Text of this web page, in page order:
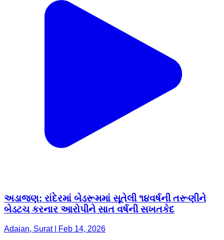
અડાજણ: રાંદેરમાં બેડરૂમમાં સૂતેલી ૧૪વર્ષની તરૂણીને
બેડટચ કરનાર આરોપીને સાત વર્ષની સખતકેદ
Adajan, Surat | Feb 14, 2026